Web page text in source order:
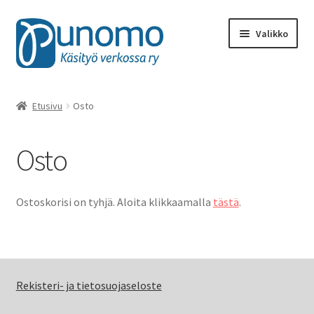
Siirry
navigointiin
Siirry
sisältöön
Valikko
Kirjat, lehdet
Käsityötuotteet
Etusivu Osto
Osto
Ostoskorisi on tyhjä. Aloita klikkaamalla tästä.
Rekisteri- ja tietosuojaseloste